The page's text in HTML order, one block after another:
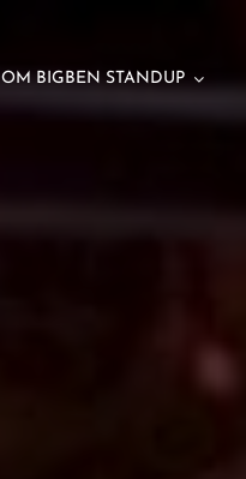
OM BIGBEN STANDUP